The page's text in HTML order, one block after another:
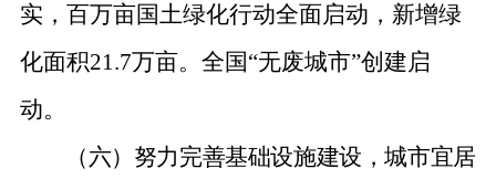
实，百万亩国土绿化行动全面启动，新增绿
化面积21.7万亩。 全国“无废城市”创建启
动。
（六）努力完善基础设施建设，城市宜居